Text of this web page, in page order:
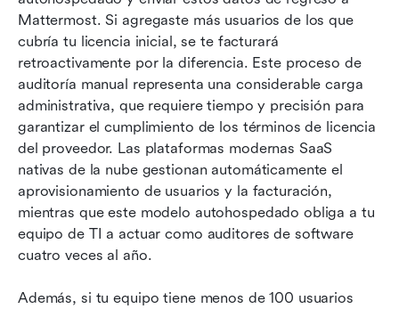
Mattermost. Si agregaste más usuarios de los que
cubría tu licencia inicial, se te facturará
retroactivamente por la diferencia. Este proceso de
auditoría manual representa una considerable carga
administrativa, que requiere tiempo y precisión para
garantizar el cumplimiento de los términos de licencia
del proveedor. Las plataformas modernas SaaS
nativas de la nube gestionan automáticamente el
aprovisionamiento de usuarios y la facturación,
mientras que este modelo autohospedado obliga a tu
equipo de TI a actuar como auditores de software
cuatro veces al año.
Además, si tu equipo tiene menos de 100 usuarios